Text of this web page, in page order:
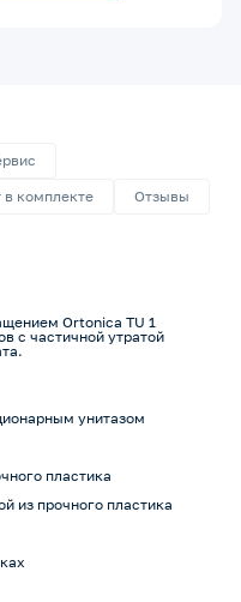
комплекте Отзывы
Ortonica TU 1
с частичной утратой
унитазом
пластика
из прочного пластика